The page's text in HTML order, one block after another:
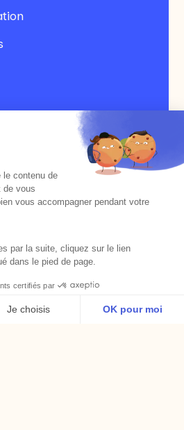
le contenu de
de vous
vous accompagner pendant votre
par la suite, cliquez sur le lien
dans le pied de page.
certifiés par
Je choisis OK pour moi